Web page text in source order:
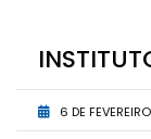
6 DE